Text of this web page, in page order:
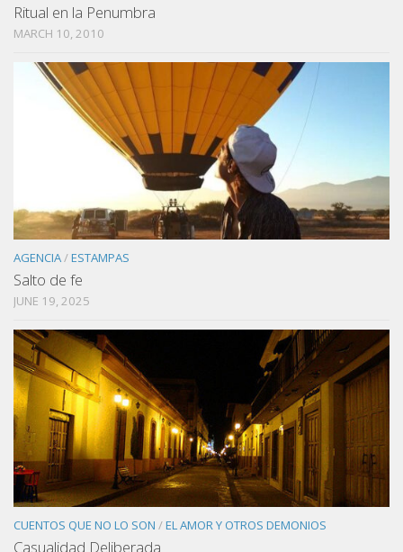
Ritual en la Penumbra
MARCH 10, 2010
AGENCIA/ESTAMPAS
Salto de fe
JUNE 19, 2025
CUENTOS QUE NO LO SON /EL AMOR Y OTROS DEMONIOS
Casualidad Deliberada